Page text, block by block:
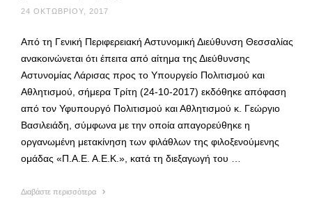
24 ΟΚΤΩΒΡΊΟΥ, 2017
Από τη Γενική Περιφερειακή Αστυνομική Διεύθυνση Θεσσαλίας
ανακοινώνεται ότι έπειτα από αίτημα της Διεύθυνσης
Αστυνομίας Λάρισας προς το Υπουργείο Πολιτισμού και
Αθλητισμού, σήμερα Τρίτη (24-10-2017) εκδόθηκε απόφαση
από τον Υφυπουργό Πολιτισμού και Αθλητισμού κ. Γεώργιο
Βασιλειάδη, σύμφωνα με την οποία απαγορεύθηκε η
οργανωμένη μετακίνηση των φιλάθλων της φιλοξενούμενης
ομάδας «Π.Α.Ε. Α.Ε.Κ.», κατά τη διεξαγωγή του …
Διαβάστε περισσότερα